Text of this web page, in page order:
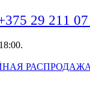
29 211
РАСПРОДАЖА